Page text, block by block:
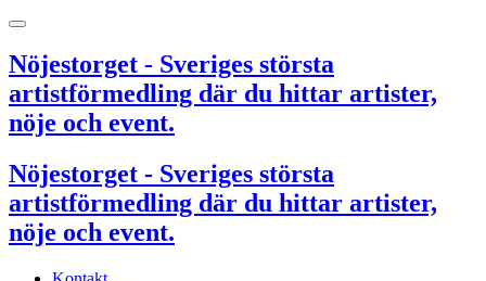
Nöjestorget - Sveriges största
artistförmedling där du hittar artister,
nöje och event.
Nöjestorget - Sveriges största
artistförmedling där du hittar artister,
nöje och event.